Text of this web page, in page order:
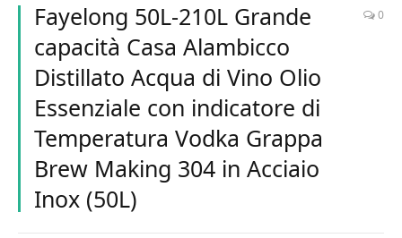
Fayelong 50L-210L Grande
capacità Casa Alambicco
Distillato Acqua di Vino Olio
Essenziale con indicatore di
Temperatura Vodka Grappa
Brew Making 304 in Acciaio
Inox (50L)
0